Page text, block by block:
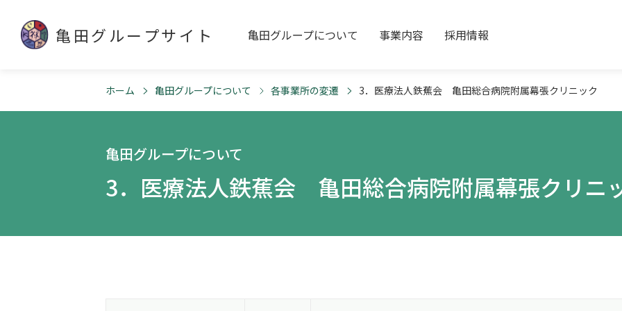
亀田グループサイト 亀田グループについて 事業内容 採用情報
ホーム 亀田グループについて 各事業所の変遷 3．医療法人鉄蕉会 亀田総合病院附属幕張クリニック
亀田グループについて
3．医療法人鉄蕉会 亀田総合病院附属幕張クリニ